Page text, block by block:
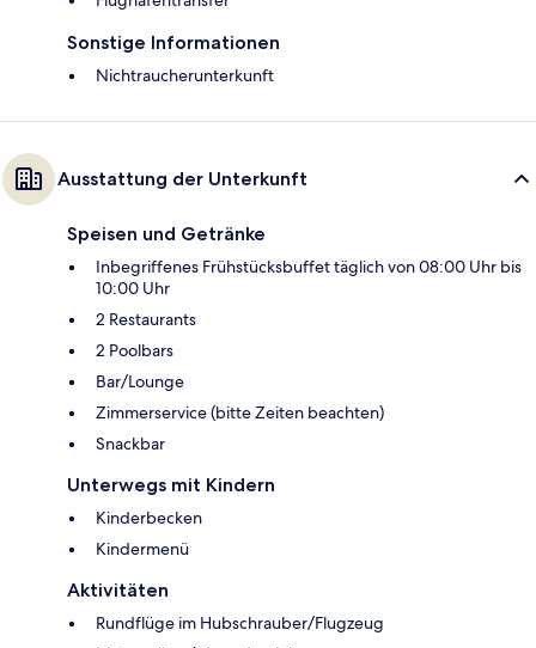
Sonstige Informationen
Nichtraucherunterkunft
Ausstattung der Unterkunft
Speisen und Getränke
Inbegriffenes Frühstücksbuffet täglich von 08:00 Uhr bis
10:00 Uhr
2 Restaurants
2 Poolbars
Bar/Lounge
Zimmerservice (bitte Zeiten beachten)
Snackbar
Unterwegs mit Kindern
Kinderbecken
Kindermenü
Aktivitäten
Rundflüge im Hubschrauber/Flugzeug